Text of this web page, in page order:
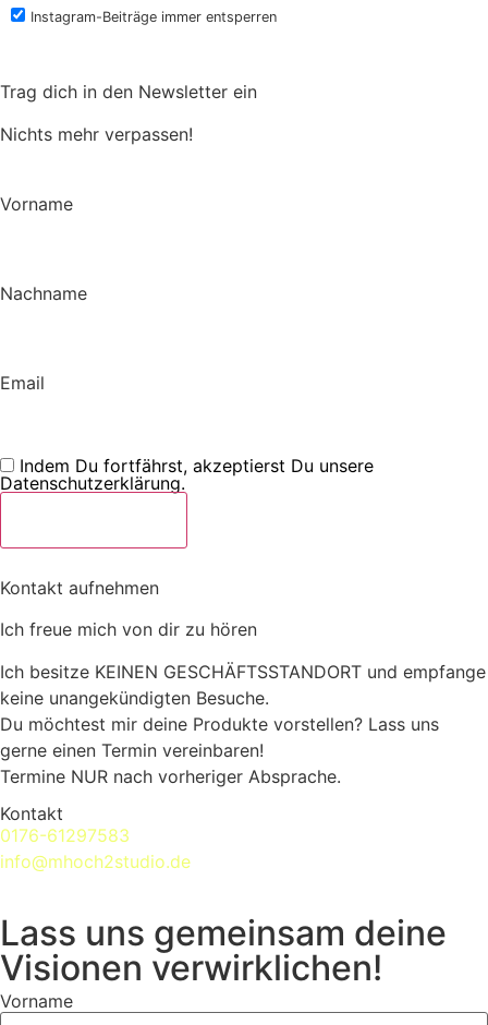
Instagram-Beiträge immer entsperren
Trag dich in den Newsletter ein
Nichts mehr verpassen!
Vorname
Nachname
Email
Indem Du fortfährst, akzeptierst Du unsere
Datenschutzerklärung.
Kontakt aufnehmen
Ich freue mich von dir zu hören
Ich besitze KEINEN GESCHÄFTSSTANDORT und empfange
keine unangekündigten Besuche.
Du möchtest mir deine Produkte vorstellen? Lass uns
gerne einen Termin vereinbaren!
Termine NUR nach vorheriger Absprache.
Kontakt
0176-61297583
info@mhoch2studio.de
Lass uns gemeinsam deine
Visionen verwirklichen!
Vorname